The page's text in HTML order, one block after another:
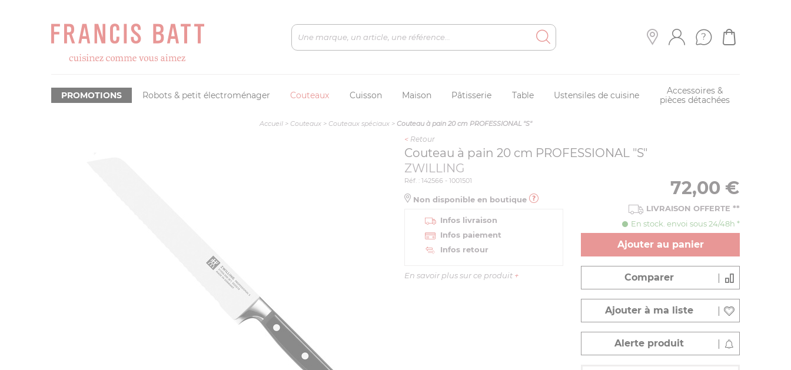
Robots & petit électroménager Couteaux Cuisson Maison Pâtisserie Table Ustensiles de cuisine
Accessoires &
pièces détachées
PROMOTIONS
Accueil> Couteaux> Couteaux spéciaux> Couteau à pain 20 cm PROFESSIONAL "S"
< Retour
Couteau à pain 20 cm PROFESSIONAL "S"
ZWILLING
72,00 €
LIVRAISON OFFERTE **
En stock. envoi sous 24/48h *
Ajouter au panier
Comparer
Ajouter à ma liste
Alerte produit
Réf. : 142566 - 1001501
Non disponible en boutique
Infos livraison
Infos paiement
Infos retour
En savoir plus sur ce produit +